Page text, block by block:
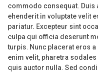
commodo consequat.
ehenderit in voluptate velit
pariatur. Excepteur sint
culpa qui officia deserunt
turpis. Nunc placerat eros
enim velit, pharetra
quis auctor nulla. Sed